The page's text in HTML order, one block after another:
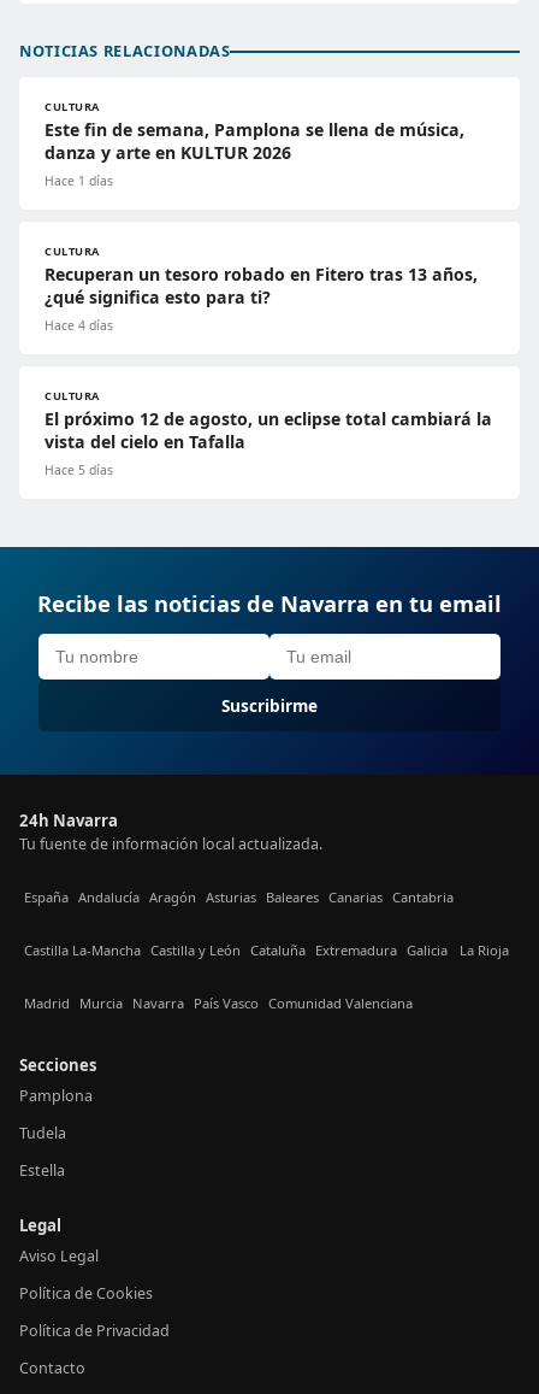
NOTICIAS RELACIONADAS
CULTURA
Este fin de semana, Pamplona se llena de música,
danza y arte en KULTUR 2026
Hace 1 días
CULTURA
Recuperan un tesoro robado en Fitero tras 13 años,
¿qué significa esto para ti?
Hace 4 días
CULTURA
El próximo 12 de agosto, un eclipse total cambiará la
vista del cielo en Tafalla
Hace 5 días
Recibe las noticias de Navarra en tu email
Suscribirme
24h Navarra
Tu fuente de información local actualizada.
España Andalucía Aragón Asturias Baleares Canarias Cantabria
Castilla La-Mancha Castilla y León Cataluña Extremadura Galicia La Rioja
Madrid Murcia Navarra País Vasco Comunidad Valenciana
Secciones
Pamplona
Tudela
Estella
Legal
Aviso Legal
Política de Cookies
Política de Privacidad
Contacto